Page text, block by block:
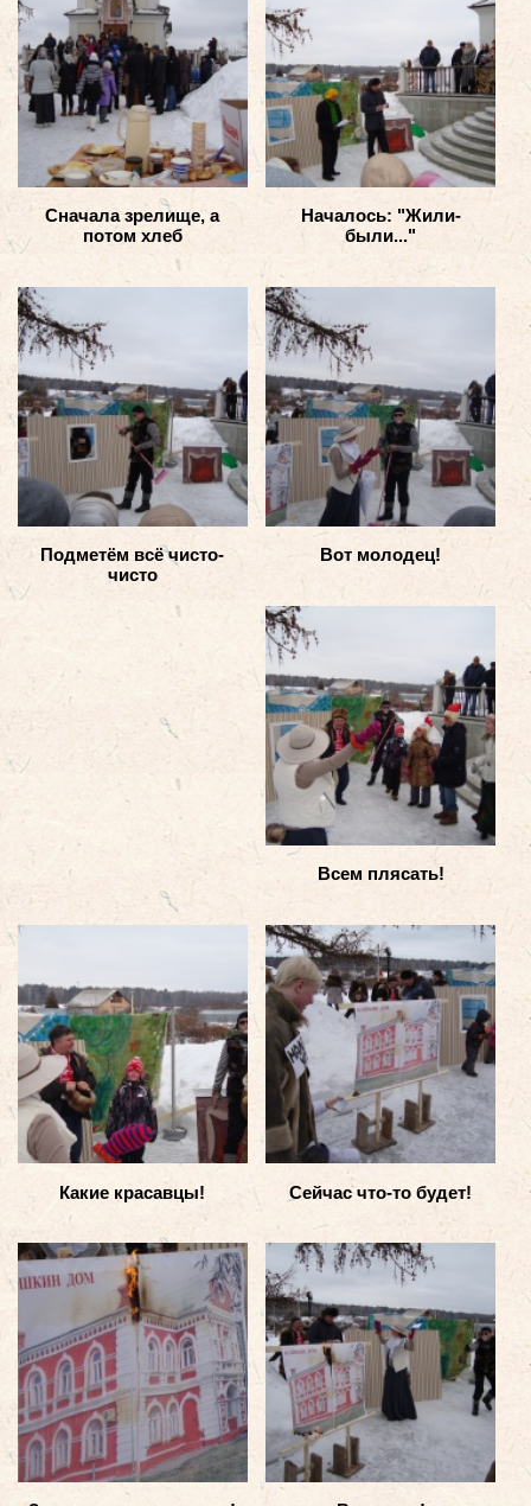
Сначала зрелище, а
потом хлеб
Началось: "Жили-
были..."
Подметём всё чисто-
чисто
Вот молодец!
Всем плясать!
Какие красавцы! Сейчас что-то будет!